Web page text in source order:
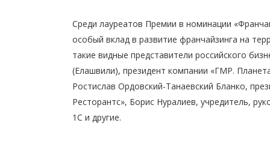
Среди лауреатов Премии в номинации
особый вклад в развитие франчайзинга на
такие видные представители российского
(Елашвили), президент компании «ГМР.
Ростислав Ордовский-Танаевский Бланко,
Ресторантс», Борис Нуралиев, учредитель,
1С и другие.